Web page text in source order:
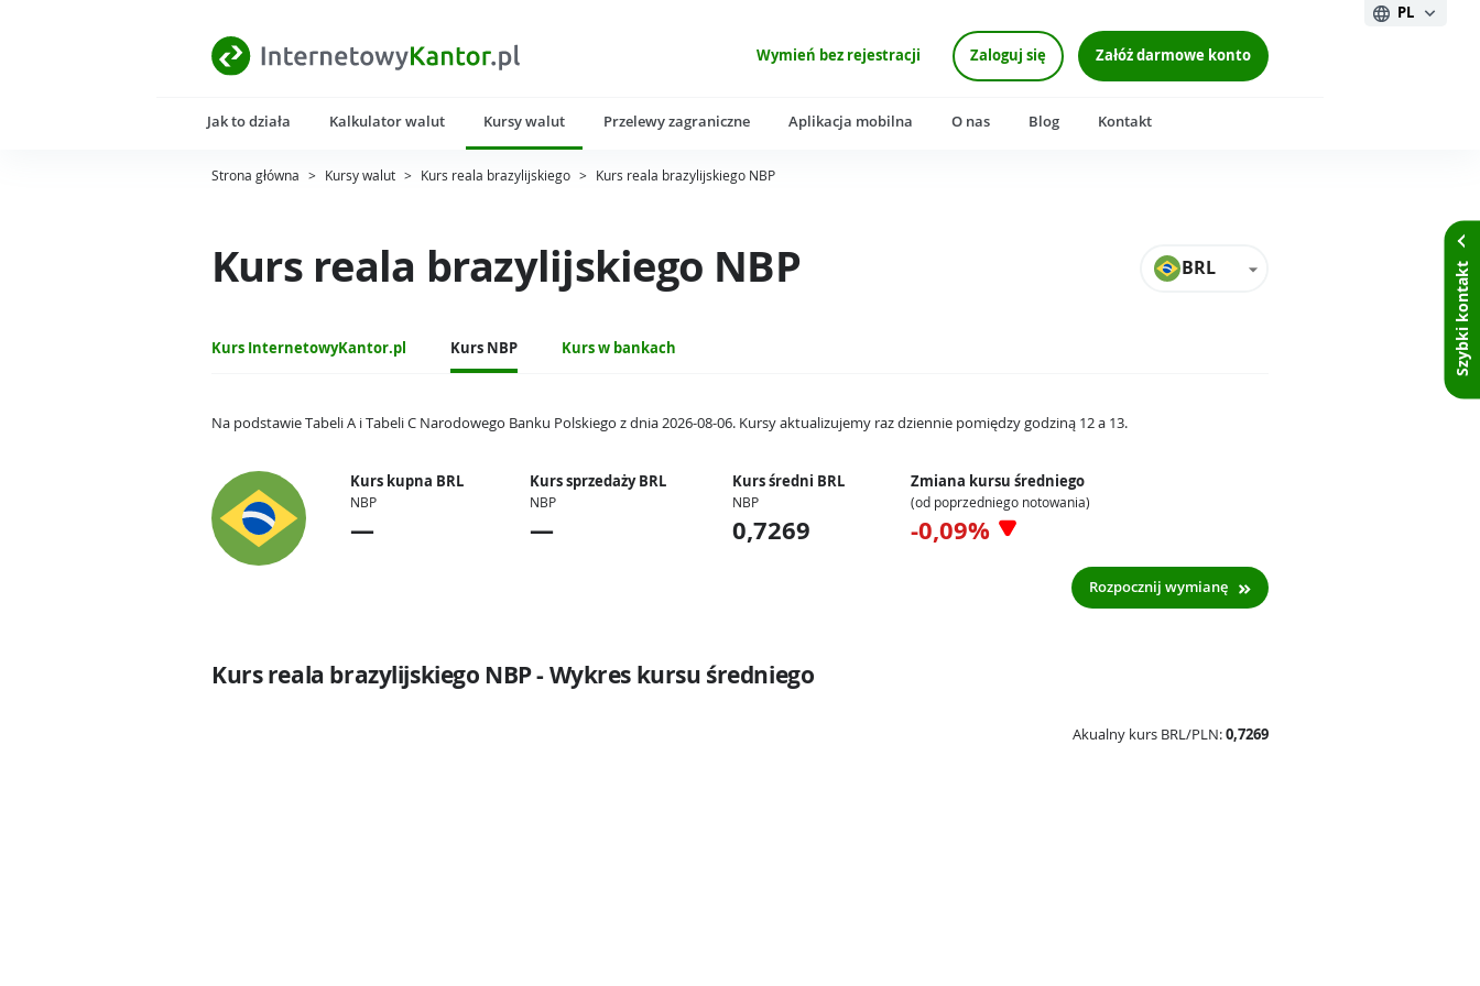
Wymień bez rejestracji Zaloguj się Załóż darmowe konto
PL
Jak to działa Kalkulator walut Kursy walut Przelewy zagraniczne Aplikacja mobilna O nas Blog Kontakt
Strona główna > Kursy walut > Kurs reala brazylijskiego > Kurs reala brazylijskiego NBP
Kurs reala brazylijskiego NBP BRL
Kurs InternetowyKantor.pl Kurs NBP Kurs w bankach
Na podstawie Tabeli A i Tabeli C Narodowego Banku Polskiego z dnia2026-08-06. Kursy aktualizujemy raz dziennie pomiędzy godziną 12 a 13.
Kurs kupna BRL
NBP
—
Kurs sprzedaży BRL
NBP
—
Kurs średni BRL
NBP
0,7269
Zmiana kursu średniego
(od poprzedniego notowania)
-0,09%
Rozpocznij wymianę
Kurs reala brazylijskiego NBP - Wykres kursu średniego
Akualny kurs BRL/PLN:0,7269
Szybki kontakt